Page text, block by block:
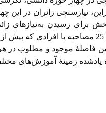
نیازسنجی زائران در
رسیدن به‌نیاز‌های
مصاحبۀ نیمه‌ساختاریافته استفاده شد. بدین‌منظور،
بین فاصلۀ موجود و مطلوب
یادشده زمینۀ آموزش‌های